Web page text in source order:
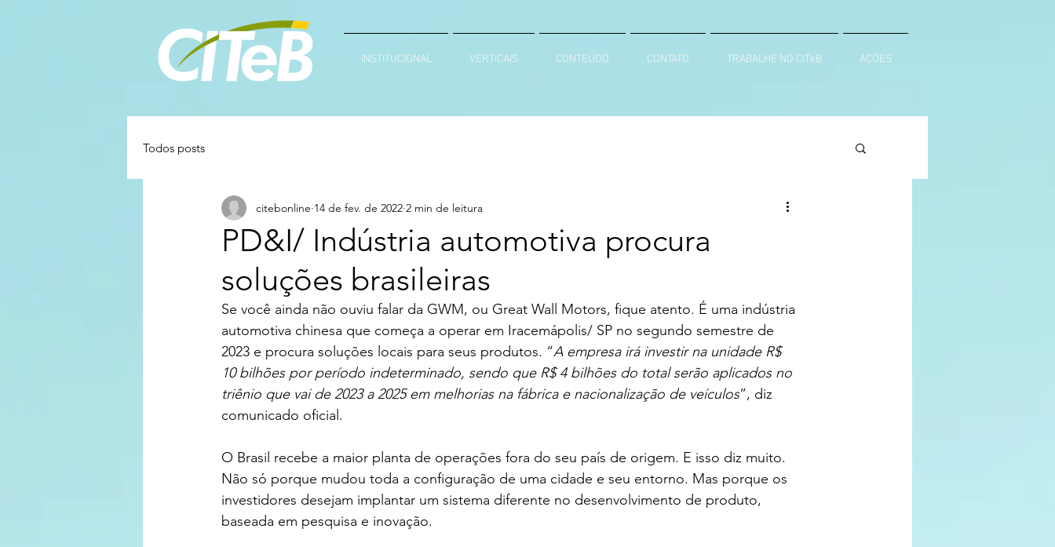
INSTITUCIONAL VERTICAIS CONTEÚDO CONTATO TRABALHE NO CITeB AÇÕES
Todos posts
PD&I/ Indústria automotiva procura
soluções brasileiras
citebonline 14 de fev. de 2022 2 min de leitura
Se você ainda não ouviu falar da GWM, ou Great Wall Motors, fique atento. É uma indústria
automotiva chinesa que começa a operar em Iracemápolis/ SP no segundo semestre de
2023 e procura soluções locais para seus produtos. “A empresa irá investir na unidade R$
10 bilhões por período indeterminado, sendo que R$ 4 bilhões do total serão aplicados no
triênio que vai de 2023 a 2025 em melhorias na fábrica e nacionalização de veículos”, diz
comunicado oficial.
O Brasil recebe a maior planta de operações fora do seu país de origem. E isso diz muito.
Não só porque mudou toda a configuração de uma cidade e seu entorno. Mas porque os
investidores desejam implantar um sistema diferente no desenvolvimento de produto,
baseada em pesquisa e inovação.